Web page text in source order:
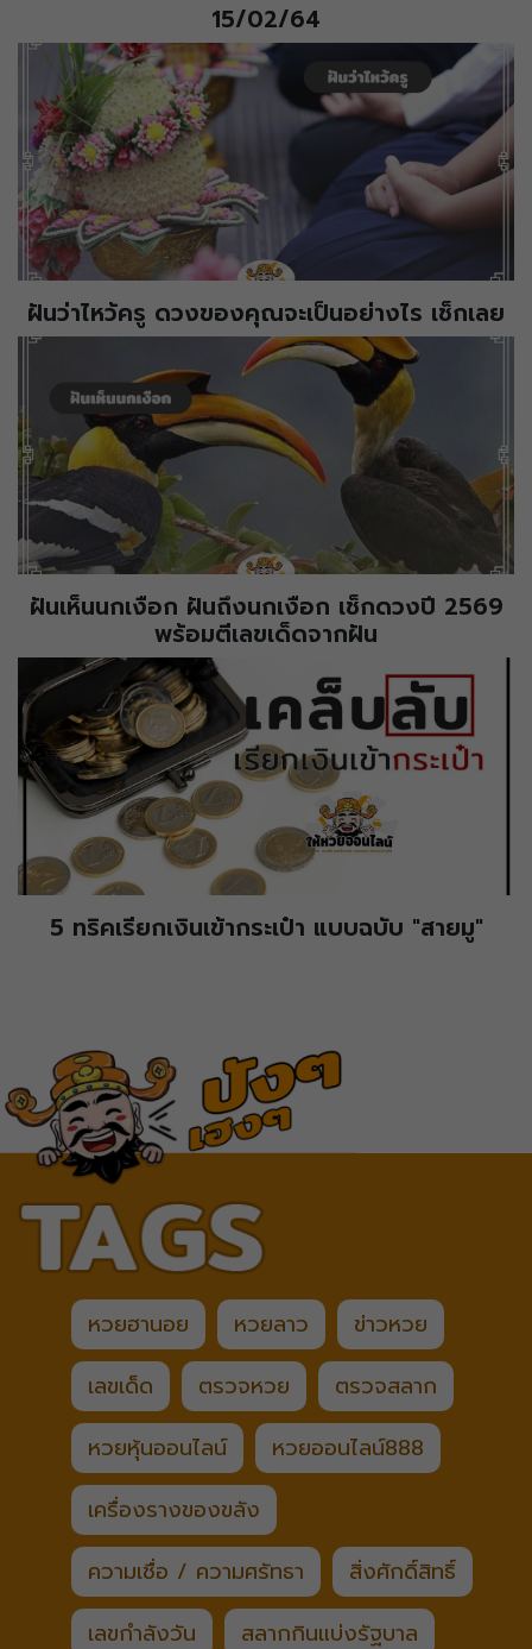
15/02/64
ฝันว่าไหว้ครู ดวงของคุณจะเป็นอย่างไร เช็กเลย
ฝันเห็นนกเงือก ฝันถึงนกเงือก เช็กดวงปี 2569
พร้อมตีเลขเด็ดจากฝัน
5 ทริคเรียกเงินเข้ากระเป๋า แบบฉบับ "สายมู"
หวยฮานอย หวยลาว
ข่าวหวย
เลขเด็ด
ตรวจหวย
ตรวจสลาก
หวยหุ้นออนไลน์
หวยออนไลน์888
เครื่องรางของขลัง
ความเชื่อ / ความศรัทธา
สิ่งศักดิ์สิทธิ์
เลขกำลังวัน
สลากกินแบ่งรัฐบาล